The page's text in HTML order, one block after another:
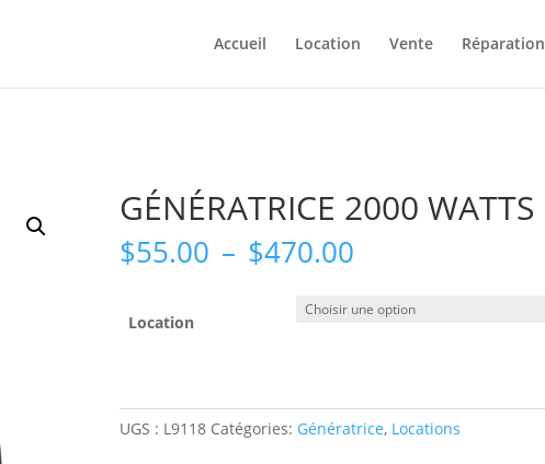
Accueil Location Vente Réparation
GÉNÉRATRICE 2000 WATTS
$55.00 – $470.00Plage
prix :
$55.00
Location
UGS : L9118 Catégories: Génératrice, Locations